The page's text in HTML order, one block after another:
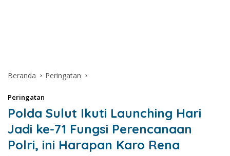
Beranda Peringatan
Peringatan
Polda Sulut Ikuti Launching Hari
Jadi ke-71 Fungsi Perencanaan
Polri, ini Harapan Karo Rena